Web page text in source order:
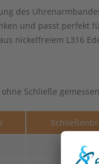
des
und passt perfekt
nickelfreiem L316
Schließe
14 mm